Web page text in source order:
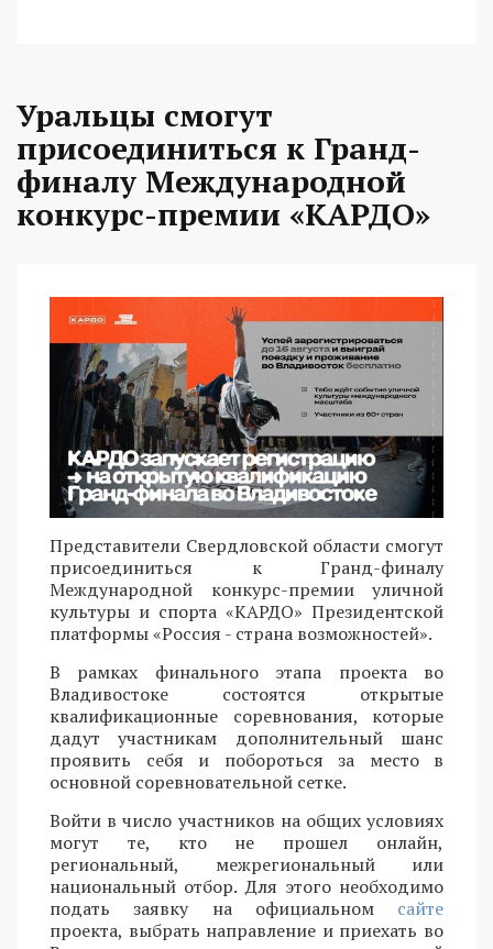
Уральцы смогут
присоединиться к Гранд-
финалу Международной
конкурс-премии «КАРДО»
Представители Свердловской области смогут
присоединиться к Гранд-финалу
Международной конкурс-премии уличной
культуры и спорта «КАРДО» Президентской
платформы «Россия - страна возможностей».
В рамках финального этапа проекта во
Владивостоке состоятся открытые
квалификационные соревнования, которые
дадут участникам дополнительный шанс
проявить себя и побороться за место в
основной соревновательной сетке.
Войти в число участников на общих условиях
могут те, кто не прошел онлайн,
региональный, межрегиональный или
национальный отбор. Для этого необходимо
подать заявку на официальном сайте
проекта, выбрать направление и приехать во